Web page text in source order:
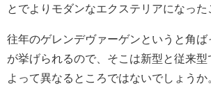
とでよりモダンなエクステリアになった
往年のゲレンデヴァーゲンというと角ば
が挙げられるので、そこは新型と従来
よって異なるところではないでしょうか。